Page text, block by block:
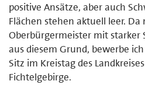
positive Ansätze, aber auch
Flächen stehen aktuell leer. Da
Oberbürgermeister mit starker
aus diesem Grund, bewerbe
Sitz im Kreistag des
Fichtelgebirge.